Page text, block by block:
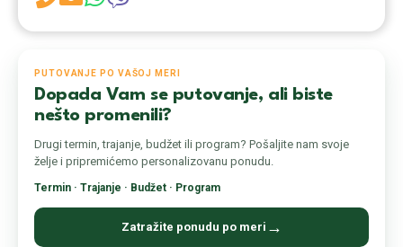
PUTOVANJE PO VAŠOJ MERI
Dopada Vam se putovanje, ali biste
nešto promenili?
Drugi termin, trajanje, budžet ili program? Pošaljite nam svoje
želje i pripremićemo personalizovanu ponudu.
Termin · Trajanje · Budžet · Program
Zatražite ponudu po meri →